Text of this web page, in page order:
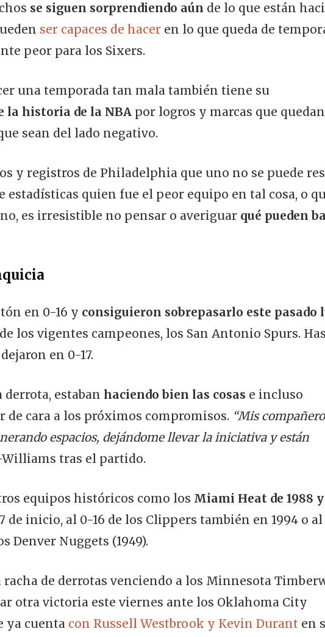
se siguen sorprendiendo aún de lo que están
ser capaces de hacer en lo que queda de
peor para los Sixers.
una temporada tan mala también tiene su
la historia de la NBA por logros y marcas que
sean del lado negativo.
y registros de Philadelphia que uno no se puede
estadísticas quien fue el peor equipo en tal cosa, o
es irresistible no pensar o averiguar qué pueden
en 0-16 y consiguieron sobrepasarlo este pasado
los vigentes campeones, los San Antonio Spurs.
en 0-17.
derrota, estaban haciendo bien las cosas e incluso
cara a los próximos compromisos. “Mis
espacios, dejándome llevar la iniciativa y están
tras el partido.
equipos históricos como los Miami Heat de 1988
de inicio, al 0-16 de los Clippers también en 1994 o al
Denver Nuggets (1949).
de derrotas venciendo a los Minnesota
otra victoria este viernes ante los Oklahoma City
ya cuenta con Russell Westbrook y Kevin Durant en